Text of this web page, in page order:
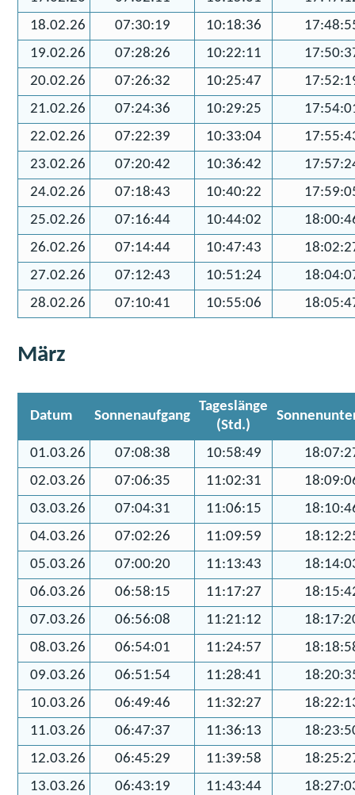
18.02.26
07:30:19 10:18:36
19.02.26
07:28:26 10:22:11
20.02.26
07:26:32 10:25:47
21.02.26
07:24:36 10:29:25
22.02.26
07:22:39 10:33:04
23.02.26
07:20:42 10:36:42
24.02.26
07:18:43 10:40:22
25.02.26
07:16:44 10:44:02
26.02.26
07:14:44 10:47:43
27.02.26
07:12:43 10:51:24
28.02.26
07:10:41 10:55:06
März
Datum Sonnenaufgang
Tageslänge
(Std.)
01.03.26 07:08:38 10:58:49
02.03.26
07:06:35 11:02:31
03.03.26
07:04:31 11:06:15
04.03.26
07:02:26 11:09:59
05.03.26
07:00:20 11:13:43
06.03.26
06:58:15 11:17:27
07.03.26
06:56:08 11:21:12
08.03.26
06:54:01 11:24:57
09.03.26
06:51:54 11:28:41
10.03.26
06:49:46 11:32:27
11.03.26
06:47:37 11:36:13
12.03.26
06:45:29 11:39:58
13.03.26
06:43:19 11:43:44